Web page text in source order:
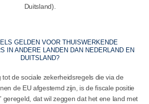
Duitsland).
GELDEN VOOR THUISWERKENDE
IN ANDERE LANDEN DAN NEDERLAND EN
DUITSLAND?
tot de sociale zekerheidsregels die via de
de EU afgestemd zijn, is de fiscale positie
geregeld, dat wil zeggen dat het ene land met